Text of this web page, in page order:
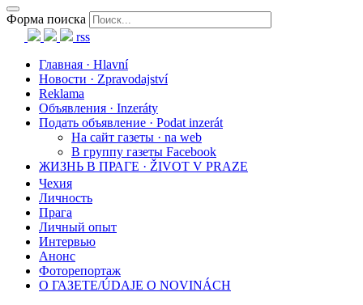
Форма поиска
rss
Главная · Hlavní
Новости · Zpravodajství
Reklama
Объявления · Inzeráty
Подать объявление · Podat inzerát
На сайт газеты · na web
В группу газеты Facebook
ЖИЗНЬ В ПРАГЕ · ŽIVOT V PRAZE
Чехия
Личность
Прага
Личный опыт
Интервью
Анонс
Фоторепортаж
О ГАЗЕТЕ/ÚDAJE O NOVINÁCH